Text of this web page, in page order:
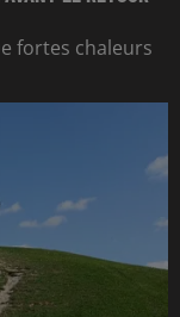
fortes chaleurs